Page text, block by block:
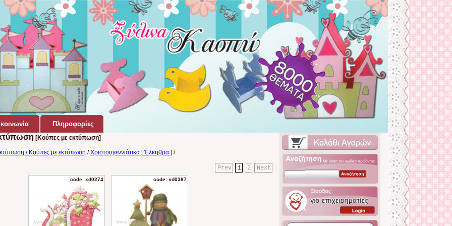
Πληροφορίες
[Κούπες με εκτύπωση]
/ Κούπες με εκτύπωση /Χριστουγεννιάτικα [ Έλκηθρα ] /
Next
2
1
Prev
code: xd0274 code: xd0387